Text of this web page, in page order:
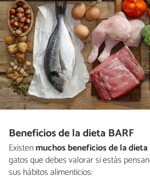
Beneficios de la dieta BARF
Existenmuchos beneficios de la dieta
gatos que debes valorar si estás
sus hábitos alimenticios: